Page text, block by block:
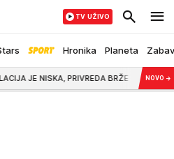
Hronika Planeta
TV UŽIVO
NISKA, PRIVREDA BRŽE RASTE..." NOVO →